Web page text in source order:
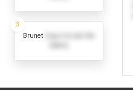
Brunet
3